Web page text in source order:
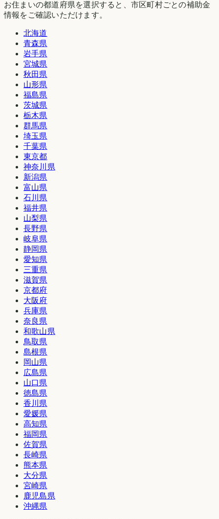
お住まいの都道府県を選択すると、市区町村ごとの補助金
情報をご確認いただけます。
北海道
青森県
岩手県
宮城県
秋田県
山形県
福島県
茨城県
栃木県
群馬県
埼玉県
千葉県
東京都
神奈川県
新潟県
富山県
石川県
福井県
山梨県
長野県
岐阜県
静岡県
愛知県
三重県
滋賀県
京都府
大阪府
兵庫県
奈良県
和歌山県
鳥取県
島根県
岡山県
広島県
山口県
徳島県
香川県
愛媛県
高知県
福岡県
佐賀県
長崎県
熊本県
大分県
宮崎県
鹿児島県
沖縄県